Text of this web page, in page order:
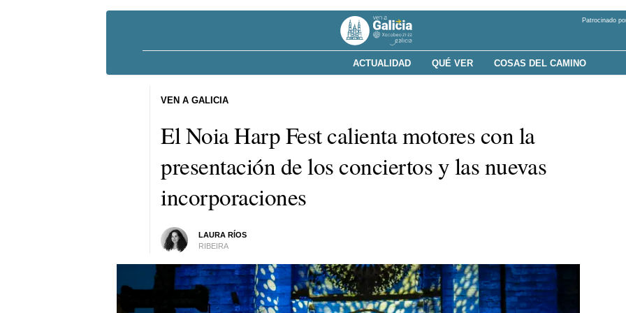
Patrocinado
ACTUALIDAD QUÉ VER COSAS DEL CAMINO
El Noia Harp Fest calienta motores con la
presentación de los conciertos y las nuevas
incorporaciones
LAURA RÍOS
RIBEIRA
VEN A GALICIA